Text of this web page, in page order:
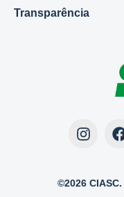
Transparência
©2026 CIASC.